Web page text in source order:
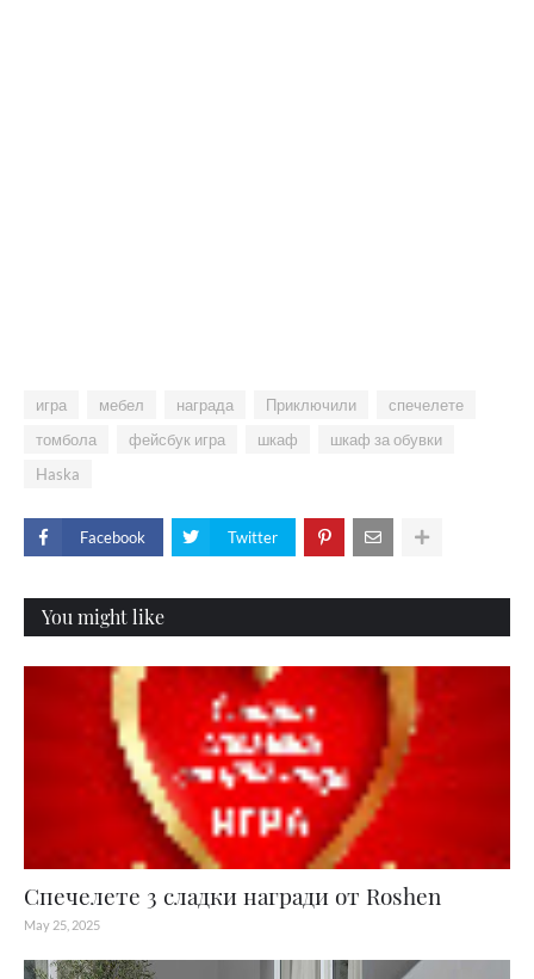
игра мебел награда Приключили
спечелете
томбола
фейсбук игра шкаф
шкаф за обувки
Haska
Facebook Twitter
You might like
Спечелете 3 сладки награди от Roshen
May 25, 2025